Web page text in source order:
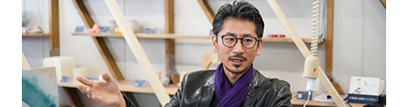
早稲田大学 早稲田大学 理工学術院
交通アクセス
入試情報
学費 奨学金
日本語 English